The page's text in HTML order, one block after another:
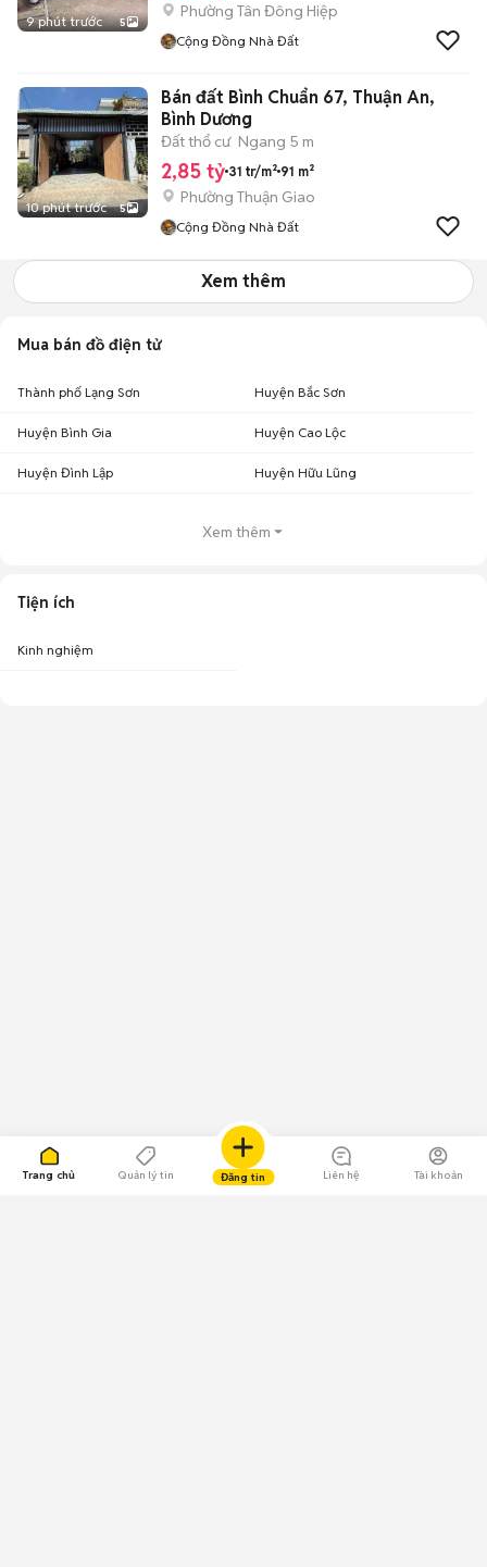
Trang chủ Quản lý tin Đăng tin Liên hệ Tài khoản
9 phút trước 5
Phường Tân Đông Hiệp
Cộng Đồng Nhà Đất
10 phút trước 5
Bán đất Bình Chuẩn 67, Thuận An,
Bình Dương
Đất thổ cư Ngang 5 m
2,85 tỷ 31 tr/m² 91 m²
Phường Thuận Giao
Cộng Đồng Nhà Đất
Xem thêm
Mua bán đồ điện tử
Thành phố Lạng Sơn Huyện Bắc Sơn
Huyện Bình Gia Huyện Cao Lộc
Huyện Đình Lập Huyện Hữu Lũng
Xem thêm
Tiện ích
Kinh nghiệm